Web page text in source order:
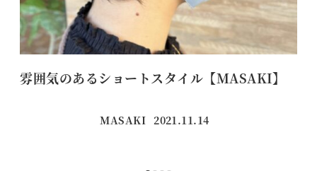
雰囲気のあるショートスタイル【MASAKI】
MASAKI 投稿日
2021.11.14